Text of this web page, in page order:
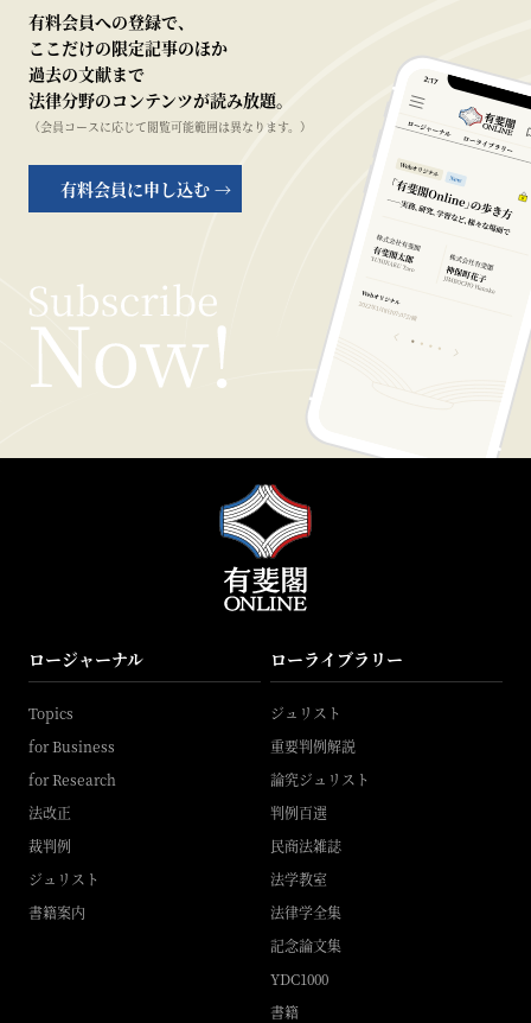
有料会員への登録で、
ここだけの限定記事のほか
過去の文献まで
法律分野のコンテンツが読み放題。
（会員コースに応じて閲覧可能範囲は異なります。）
有料会員に申し込む →
ロージャーナル
Topics
for Business
for Research
法改正
裁判例
ジュリスト
書籍案内
ローライブラリー
ジュリスト
重要判例解説
論究ジュリスト
判例百選
民商法雑誌
法学教室
法律学全集
記念論文集
YDC1000
書籍